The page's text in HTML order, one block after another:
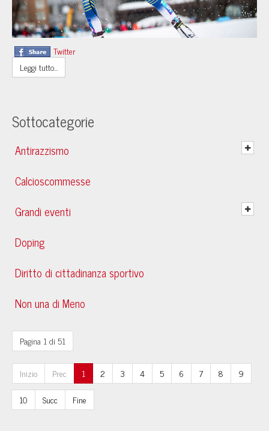
Twitter
Leggi tutto...
Sottocategorie
Antirazzismo
Calcioscommesse
Grandi eventi
Doping
Diritto di cittadinanza sportivo
Non una di Meno
Pagina 1 di 51
Inizio Prec 1 2 3 4 5 6 7 8
9
10
Succ Fine